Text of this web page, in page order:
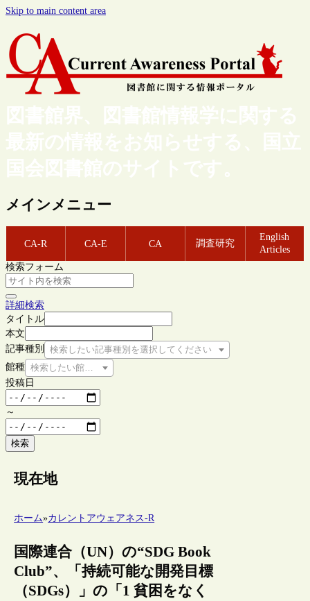
Skip to main content area
図書館界、図書館情報学に関する
最新の情報をお知らせする、国立
国会図書館のサイトです。
メインメニュー
CA-R CA-E CA 調査研究
English
Articles
検索フォーム
詳細検索
タイトル
本文
記事種別
検索したい記事種別を選択してください
館種 検索したい館種を選択してください
投稿日
～
検索
現在地
ホーム»カレントアウェアネス-R
国際連合（UN）の“SDG Book
Club”、「持続可能な開発目標
（SDGs）」の「1 貧困をなく